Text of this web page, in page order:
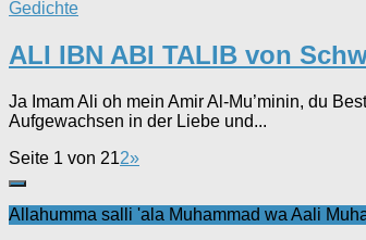
Gedichte
ALI IBN ABI TALIB von
Ja Imam Ali oh mein Amir Al-Mu’minin, du
Aufgewachsen in der Liebe und...
Seite 1 von 212»
Allahumma salli 'ala Muhammad wa Aali